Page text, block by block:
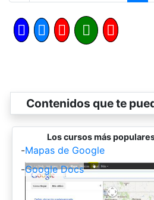
Contenidos que te
Los cursos más
-Mapas de Google
-Google Docs